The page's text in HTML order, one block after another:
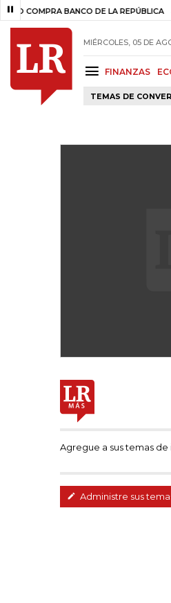
BANCO DE LA REPÚBLICA $
MIÉRCOLES, 05 DE
FINANZAS
TEMAS DE
Agregue a sus temas de
Administre sus